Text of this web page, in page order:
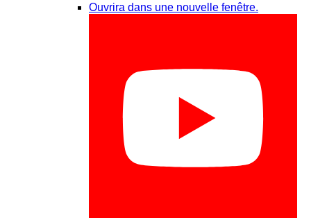
Ouvrira dans une nouvelle fenêtre.